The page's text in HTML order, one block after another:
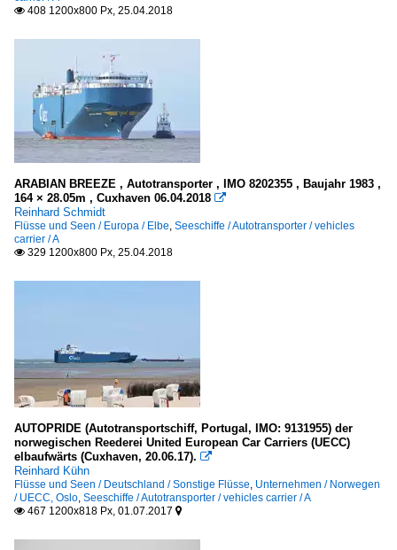
 408 1200x800 Px, 25.04.2018
ARABIAN BREEZE , Autotransporter , IMO 8202355 , Baujahr 1983 ,
164 × 28.05m , Cuxhaven 06.04.2018 
Reinhard Schmidt
Flüsse und Seen / Europa / Elbe, Seeschiffe / Autotransporter / vehicles
carrier / A
 329 1200x800 Px, 25.04.2018
AUTOPRIDE (Autotransportschiff, Portugal, IMO: 9131955) der
norwegischen Reederei United European Car Carriers (UECC)
elbaufwärts (Cuxhaven, 20.06.17). 
Reinhard Kühn
Flüsse und Seen / Deutschland / Sonstige Flüsse, Unternehmen / Norwegen
/ UECC, Oslo, Seeschiffe / Autotransporter / vehicles carrier / A
 467 1200x818 Px, 01.07.2017 